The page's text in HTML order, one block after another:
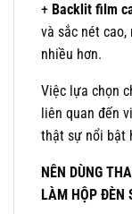
+ Backlit film
và sắc nét
nhiều hơn.
Việc lựa chọn
liên quan đến
thật sự nổi bật
NÊN DÙNG
LÀM HỘP ĐÈN